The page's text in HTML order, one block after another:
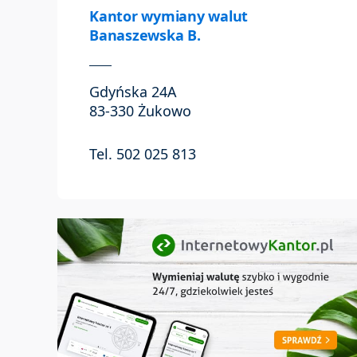
Kantor wymiany walut
Banaszewska B.
Gdyńska 24A
83-330 Żukowo
Tel. 502 025 813